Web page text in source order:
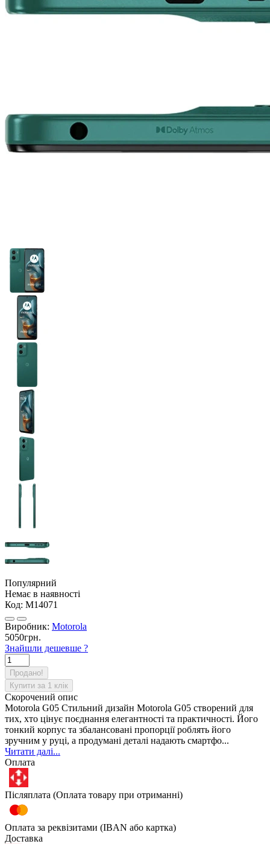
Популярний
Немає в наявності
Код: M14071
Виробник: Motorola
5050грн.
Знайшли дешевше ?
Продано!
Купити за 1 клiк
Скорочений опис
Motorola G05 Стильний дизайн Motorola G05 створений для
тих, хто цінує поєднання елегантності та практичності. Його
тонкий корпус та збалансовані пропорції роблять його
зручним у руці, а продумані деталі надають смартфо...
Читати далі...
Оплата
Післяплата (Оплата товару при отриманні)
Оплата за реквізитами (IBAN або картка)
Доставка